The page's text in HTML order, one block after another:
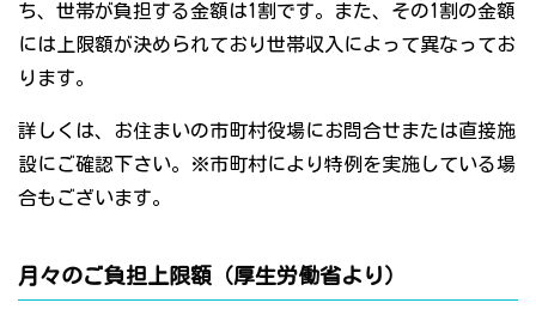
ち、世帯が負担する金額は1割です。また、その1割の金額
には上限額が決められており世帯収入によって異なってお
ります。
詳しくは、お住まいの市町村役場にお問合せまたは直接施
設にご確認下さい。※市町村により特例を実施している場
合もございます。
月々のご負担上限額（厚生労働省より）